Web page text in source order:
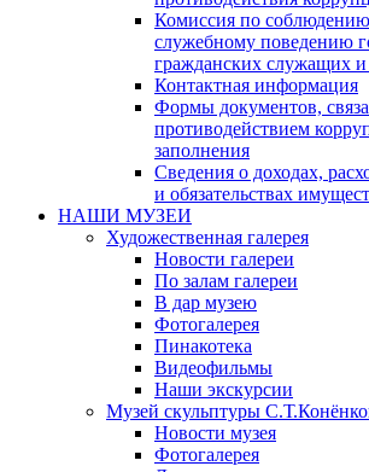
Комиссия по
служебному поведению
гражданских служащих и
Контактная информация
Формы документов,
противодействием
заполнения
Сведения о доходах,
и обязательствах
НАШИ МУЗЕИ
Художественная галерея
Новости галереи
По залам галереи
В дар музею
Фотогалерея
Пинакотека
Видеофильмы
Наши экскурсии
Музей скульптуры
Новости музея
Фотогалерея